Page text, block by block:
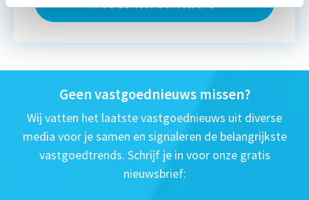
Geen vastgoednieuws missen?
Wij vatten het laatste vastgoednieuws uit diverse
media voor je samen en signaleren de belangrijkste
vastgoedtrends. Schrijf je in voor onze gratis
nieuwsbrief: